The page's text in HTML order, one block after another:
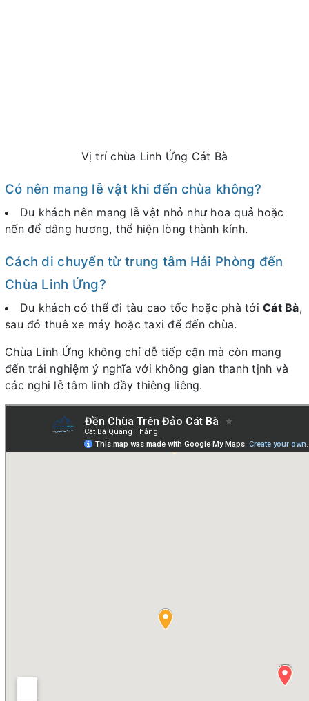
Vị trí chùa Linh Ứng Cát Bà
Có nên mang lễ vật khi đến chùa không?
Du khách nên mang lễ vật nhỏ như hoa quả hoặc
nến để dâng hương, thể hiện lòng thành kính.
Cách di chuyển từ trung tâm Hải Phòng đến
Chùa Linh Ứng?
Du khách có thể đi tàu cao tốc hoặc phà tới Cát Bà,
sau đó thuê xe máy hoặc taxi để đến chùa.
Chùa Linh Ứng không chỉ dễ tiếp cận mà còn mang
đến trải nghiệm ý nghĩa với không gian thanh tịnh và
các nghi lễ tâm linh đầy thiêng liêng.